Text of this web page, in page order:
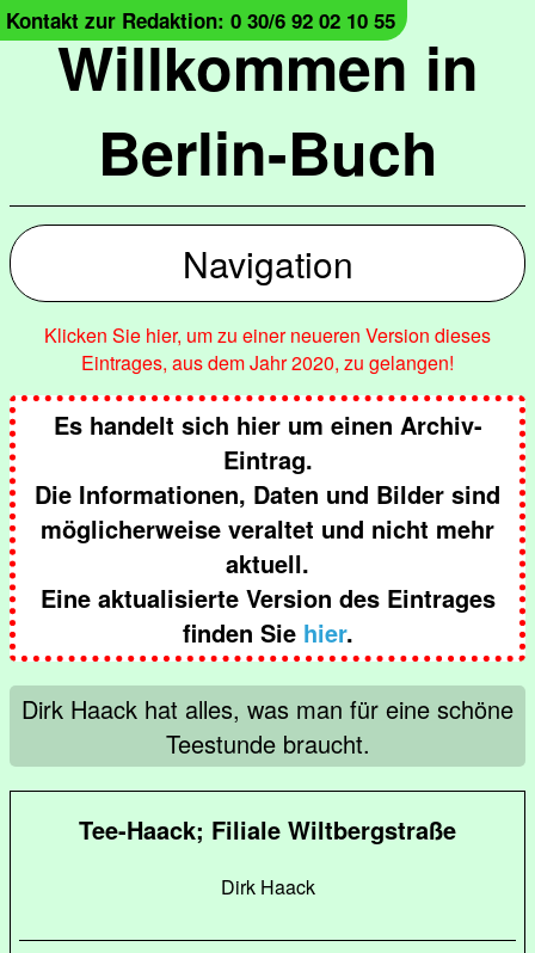
Willkommen in
Berlin-Buch
Kontakt zur Redaktion: 0 30/6 92 02 10 55
Navigation
Klicken Sie hier, um zu einer neueren Version dieses
Eintrages, aus dem Jahr 2020, zu gelangen!
Es handelt sich hier um einen Archiv-
Eintrag.
Die Informationen, Daten und Bilder sind
möglicherweise veraltet und nicht mehr
aktuell.
Eine aktualisierte Version des Eintrages
finden Sie hier.
Dirk Haack hat alles, was man für eine schöne
Teestunde braucht.
Tee-Haack; Filiale Wiltbergstraße
Dirk Haack